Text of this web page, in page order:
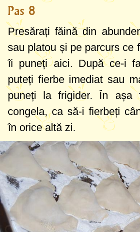
Pas 8
Presărați făină din
sau platou și pe parcurs ce
îi puneți aici. După ce-i
puteți fierbe imediat sau
puneți la frigider. În
congela, ca să-i fierbeți
în orice altă zi.